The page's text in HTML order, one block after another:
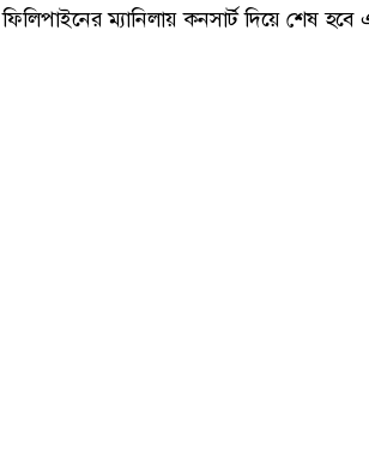
ফিলিপাইনের ম্যানিলায় কনসার্ট দিয়ে শেষ হবে